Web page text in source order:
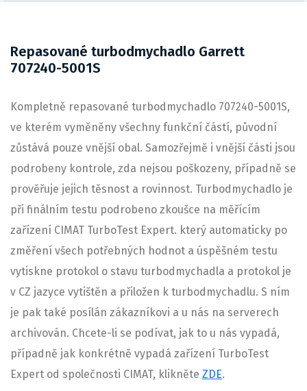
Repasované turbodmychadlo Garrett
707240-5001S
Kompletně repasované turbodmychadlo 707240-5001S,
ve kterém vyměněny všechny funkční částí, původní
zůstává pouze vnější obal. Samozřejmě i vnější části jsou
podrobeny kontrole, zda nejsou poškozeny, případně se
prověřuje jejich těsnost a rovinnost. Turbodmychadlo je
při finálním testu podrobeno zkoušce na měřícím
zařízení CIMAT TurboTest Expert. který automaticky po
změření všech potřebných hodnot a úspěšném testu
vytiskne protokol o stavu turbodmychadla a protokol je
v CZ jazyce vytištěn a přiložen k turbodmychadlu. S ním
je pak také posílán zákazníkovi a u nás na serverech
archivován. Chcete-li se podívat, jak to u nás vypadá,
případně jak konkrétně vypadá zařízení TurboTest
Expert od společnosti CIMAT, klikněte ZDE.